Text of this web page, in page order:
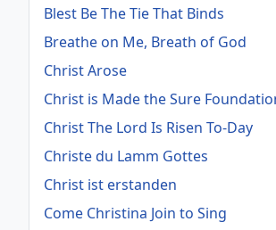
Blest Be The Tie That Binds
Breathe on Me, Breath of God
Christ Arose
Christ is Made the Sure
Christ The Lord Is Risen To-Day
Christe du Lamm Gottes
Christ ist erstanden
Come Christina Join to Sing